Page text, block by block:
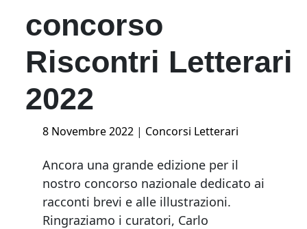
concorso
Riscontri Letterari
2022
Posted
8 Novembre 2022 | Concorsi Letterari
Ancora una grande edizione per il
nostro concorso nazionale dedicato ai
racconti brevi e alle illustrazioni.
Ringraziamo i curatori, Carlo